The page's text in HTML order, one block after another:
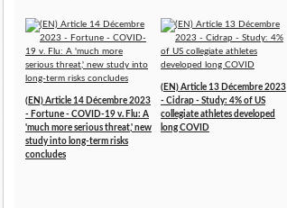
(EN) Article 14 Décembre 2023
- Fortune - COVID-19 v. Flu: A
'much more serious threat,' new
study into long-term risks
concludes
(EN) Article 13 Décembre 2023
- Cidrap - Study: 4% of US
collegiate athletes developed
long COVID